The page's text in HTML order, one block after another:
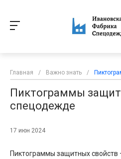
Главная / Важно знать /
Пиктограммы
спецодежде
17 июн 2024
Пиктограммы защитных свойств